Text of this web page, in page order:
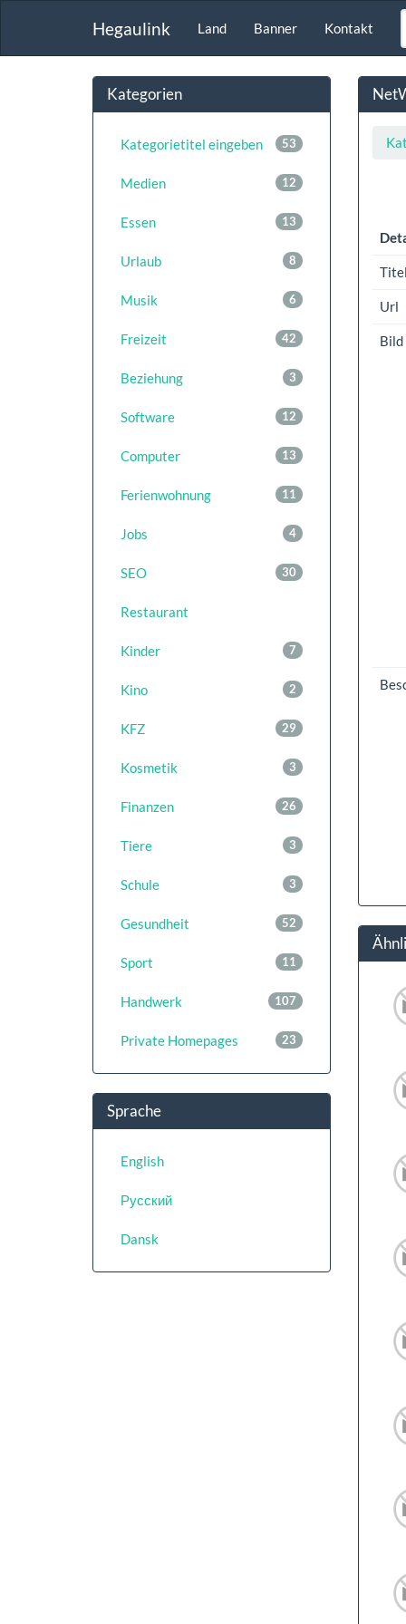
Hegaulink Land Banner Kontakt
Kategorien
53
Kategorietitel eingeben
12
Medien
13
Essen
8
Urlaub
6
Musik
42
Freizeit
3
Beziehung
12
Software
13
Computer
11
Ferienwohnung
4
Jobs
30
SEO
Restaurant
7
Kinder
2
Kino
29
KFZ
3
Kosmetik
26
Finanzen
3
Tiere
3
Schule
52
Gesundheit
11
Sport
107
Handwerk
23
Private Homepages
Sprache
English
Русский
Dansk
Url
Bild